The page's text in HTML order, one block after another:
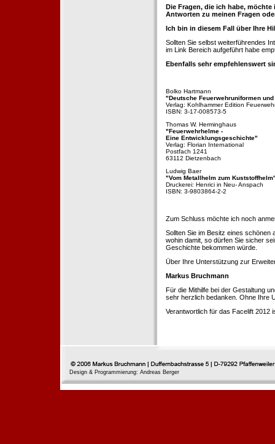
Die Fragen, die ich habe,
Antworten zu meinen Fragen
Ich bin in diesem Fall über Ihre
Sollten Sie selbst weiterführendes
im Link Bereich aufgeführt habe
Ebenfalls sehr empfehlenswert
Bolko Hartmann
"Deutsche Feuerwehruniformen
Verlag: Kohlhammer Edition
ISBN: 3-17-008573-5
Thomas W. Herminghaus
"Feuerwehrhelme -
Eine Entwicklungsgeschichte"
Verlag: Florian International
Postfach 1241
63112 Dietzenbach
Ludwig Baer
"Vom Metallhelm zum
Druckerei: Henrici in Neu- Anspach
ISBN: 3-9803864-2-2
Zum Schluss möchte ich noch
Sollten Sie im Besitz eines schönen
wohin damit, so dürfen Sie sicher
Geschichte bekommen würde.
Über Ihre Unterstützung zur
Markus Bruchmann
Für die Mithilfe bei der Gestaltung
sehr herzlich bedanken. Ohne Ihre
Verantwortlich für das Facelift 2012
Design & Programmierung: Andreas Berger